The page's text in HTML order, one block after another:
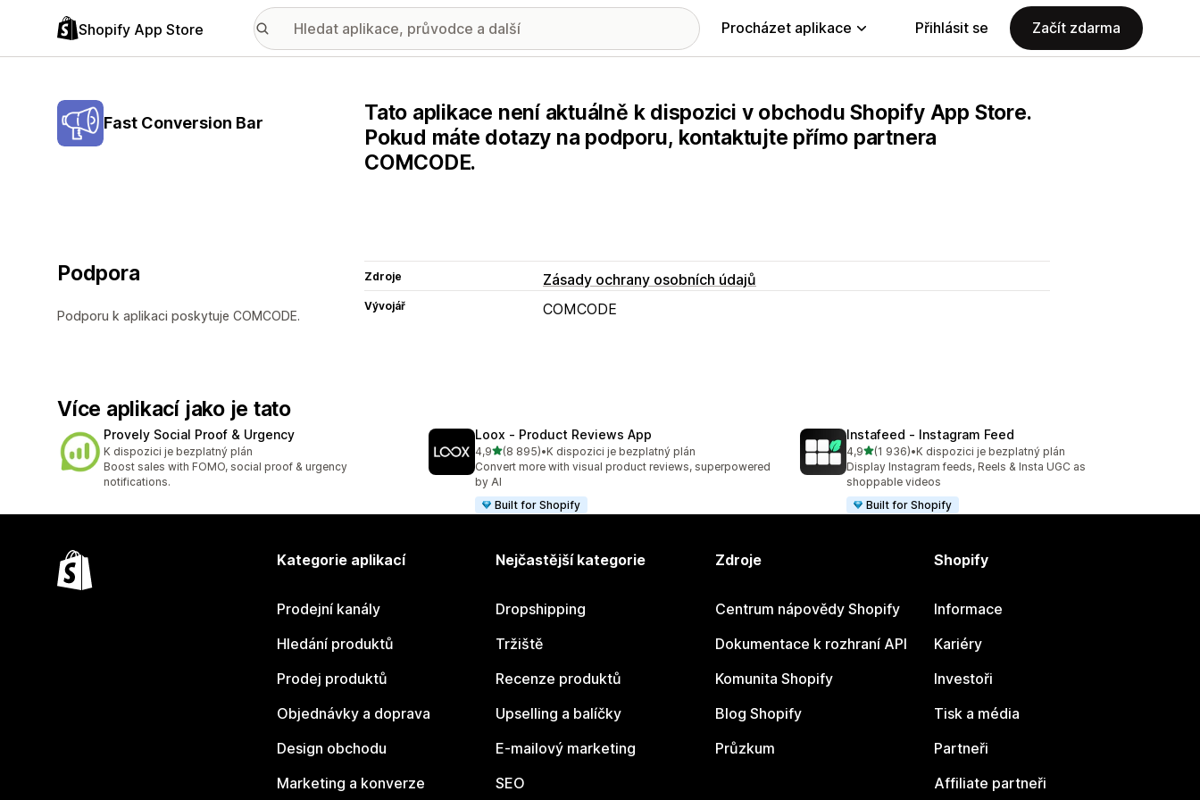
Shopify App Store Procházet aplikace Přihlásit se Začít zdarma
Fast Conversion Bar
Tato aplikace není aktuálně k dispozici v obchodu Shopify App Store.
Pokud máte dotazy na podporu, kontaktujte přímo partnera
COMCODE.
Podpora
Podporu k aplikaci poskytuje COMCODE.
Zdroje Zásady ochrany osobních údajů
Vývojář COMCODE
Více aplikací jako je tato
Provely Social Proof & Urgency
K dispozici je bezplatný plán
Boost sales with FOMO, social proof & urgency
notifications.
Loox ‑ Product Reviews App
4,9z 5 hvězd
(8 895)
Celkový počet recenzí: 8895
•K dispozici je bezplatný plán
Convert more with visual product reviews, superpowered
by AI
Built for Shopify
Instafeed ‑ Instagram Feed
4,9z 5 hvězd
(1 936)
Celkový počet recenzí: 1936
•K dispozici je bezplatný plán
Display Instagram feeds, Reels & Insta UGC as
shoppable videos
Built for Shopify
Kategorie aplikací
Prodejní kanály
Hledání produktů
Prodej produktů
Objednávky a doprava
Design obchodu
Marketing a konverze
Nejčastější kategorie
Dropshipping
Tržiště
Recenze produktů
Upselling a balíčky
E-mailový marketing
SEO
Zdroje
Centrum nápovědy Shopify
Dokumentace k rozhraní API
Komunita Shopify
Blog Shopify
Průzkum
Shopify
Informace
Kariéry
Investoři
Tisk a média
Partneři
Affiliate partneři